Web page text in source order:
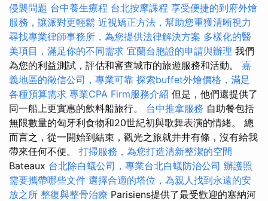
侵襲問題 台中養生療程 台北按摩課程 享受便捷的到府外燴
服務，讓派對更輕鬆 近視矯正方法，幫助您重獲清晰視力
尋找專業律師事務所，為您提供法律解決方案 多樣化的醫
美項目，滿足你的不同需求 宜蘭台胞證的申請與辦理 我們
為您的利益測試，評估和審查城市的旅遊服務和活動。 嘉
義地區的徵信公司，專業可靠 探索buffet外燴價格，滿足
各種預算需求 專業CPA Firm服務介紹 但是，他們還提供了
同一船上更實惠的飲料船旅行。 台中推拿服務 自助餐包括
無限數量的匈牙利食物和20世紀初與歌舞表演的情緒。 總
而言之，從一開始到結束，觀光之旅就井井有條，沒有給我
帶來任何不便。 打掃服務，為您打造清新整潔的空間
Bateaux 台北除白蟻公司，專業台北白蟻防治公司 辦護照
需要攜帶哪些文件 選擇合適的塔位，為親人找到永遠的安
放之所 整復與整骨治療 Parisiens提供了最受歡迎的塞納河